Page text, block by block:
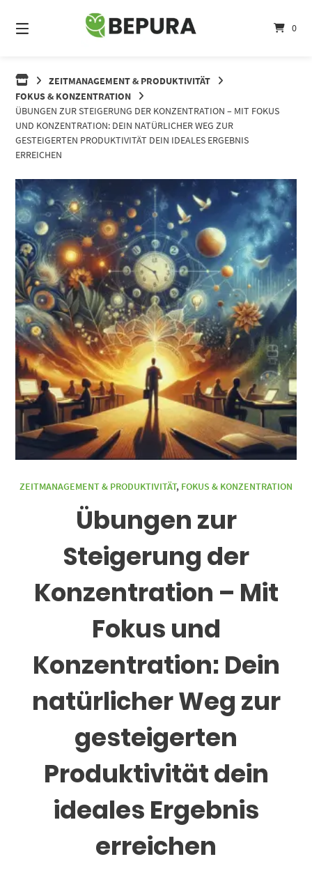
zum
Inhalt
0
ZEITMANAGEMENT & PRODUKTIVITÄT
FOKUS & KONZENTRATION
ÜBUNGEN ZUR STEIGERUNG DER KONZENTRATION – MIT FOKUS
UND KONZENTRATION: DEIN NATÜRLICHER WEG ZUR
GESTEIGERTEN PRODUKTIVITÄT DEIN IDEALES ERGEBNIS
ERREICHEN
ZEITMANAGEMENT & PRODUKTIVITÄT, FOKUS & KONZENTRATION
Übungen zur
Steigerung der
Konzentration – Mit
Fokus und
Konzentration: Dein
natürlicher Weg zur
gesteigerten
Produktivität dein
ideales Ergebnis
erreichen